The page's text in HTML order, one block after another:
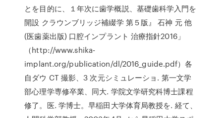
とを目的に、１年次に歯学概説、基礎歯科学入門を
開設 クラウンブリッジ補綴学 第５版』 石神 元 他
(医歯薬出版) 口腔インプラント 治療指針2016」
（http://www.shika-
implant.org/publication/dl/2016_guide.pdf）各
自ダウ CT 撮影、3 次元シミュレーショ. 第一文学
部心理学専修卒業、同大. 学院文学研究科博士課程
修了。医. 学博士。早稲田大学体育局教授を. 経て、